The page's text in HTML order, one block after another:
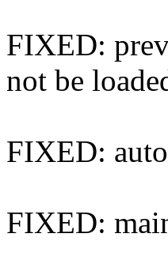
FIXED:
not be
FIXED:
FIXED: